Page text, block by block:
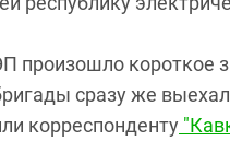
произошло короткое
сразу же
корреспонденту